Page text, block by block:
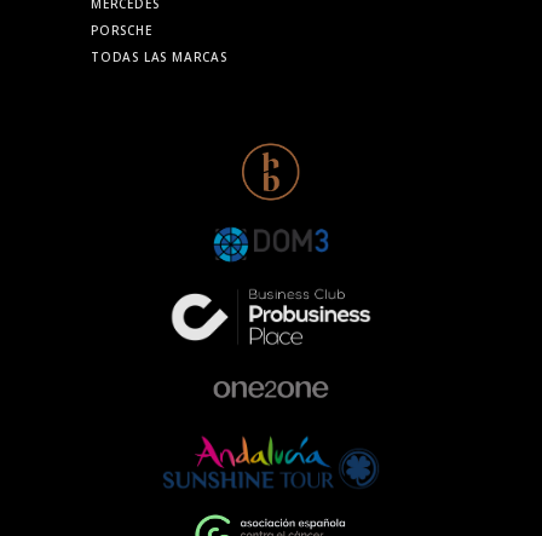
MERCEDES
PORSCHE
TODAS LAS MARCAS